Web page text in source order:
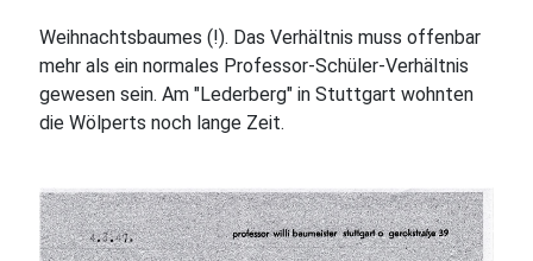
Weihnachtsbaumes (!). Das Verhältnis muss offenbar
mehr als ein normales Professor-Schüler-Verhältnis
gewesen sein. Am "Lederberg" in Stuttgart wohnten
die Wölperts noch lange Zeit.